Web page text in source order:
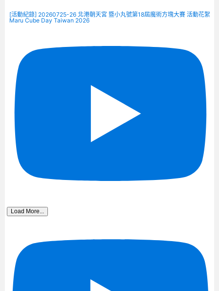
[活動紀錄] 20260725-26 北港朝天宮 暨小丸號第18屆魔術方塊大賽 活動花絮
Maru Cube Day Taiwan 2026
Load More...